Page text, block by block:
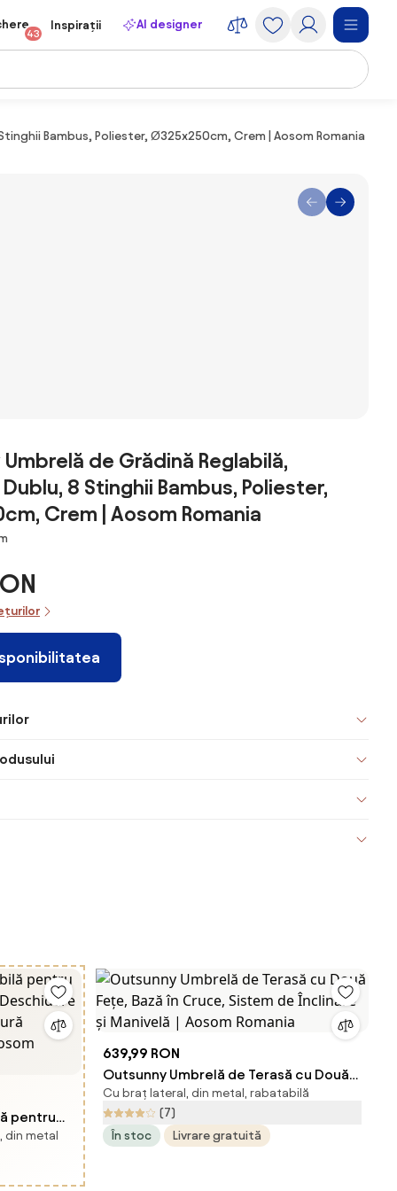
43
Inspirații AI designer
Bambus, Poliester, Ø325x250cm, Crem | Aosom Romania
de Grădină Reglabilă,
8 Stinghii Bambus, Poliester,
Crem | Aosom Romania
pentru
metal
639,99 RON
Outsunny Umbrelă de Terasă cu Două
Fețe, Bază în Cruce, Sistem de Înclinare
și Manivelă | Aosom Romania
Cu braț lateral, din metal, rabatabilă
(7)
În stoc
Livrare gratuită